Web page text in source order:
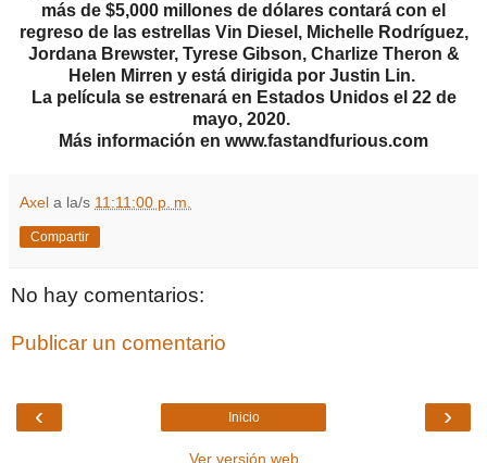
más de $5,000 millones de dólares contará con el
regreso de las estrellas Vin Diesel, Michelle Rodríguez,
Jordana Brewster, Tyrese Gibson, Charlize Theron &
Helen Mirren y está dirigida por Justin Lin.
La película se estrenará en Estados Unidos el 22 de
mayo, 2020.
Más información en www.fastandfurious.com
Axel a la/s 11:11:00 p. m.
Compartir
No hay comentarios:
Publicar un comentario
‹ ›
Inicio
Ver versión web